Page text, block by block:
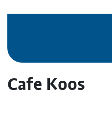
Cafe Koos